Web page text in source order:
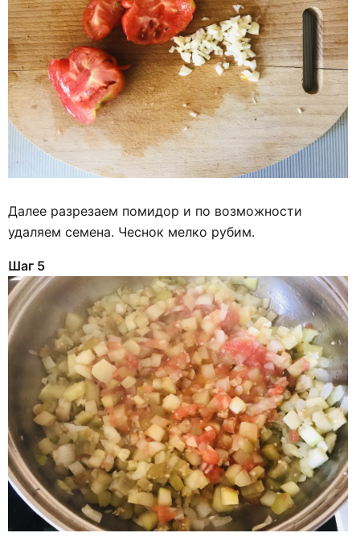
Далее разрезаем помидор и по возможности
удаляем семена. Чеснок мелко рубим.
Шаг 5